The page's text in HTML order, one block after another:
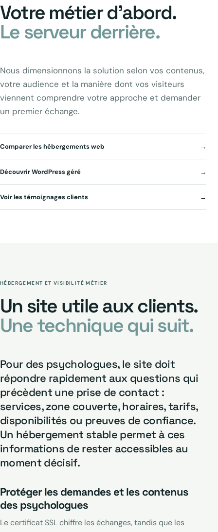
Votre métier d’abord.
Le serveur derrière.
Nous dimensionnons la solution selon vos contenus,
votre audience et la manière dont vos visiteurs
viennent comprendre votre approche et demander
un premier échange.
Comparer les hébergements web →
Découvrir WordPress géré →
Voir les témoignages clients →
HÉBERGEMENT ET VISIBILITÉ MÉTIER
Un site utile aux clients.
Une technique qui suit.
Pour des psychologues, le site doit
répondre rapidement aux questions qui
précèdent une prise de contact :
services, zone couverte, horaires, tarifs,
disponibilités ou preuves de confiance.
Un hébergement stable permet à ces
informations de rester accessibles au
moment décisif.
Protéger les demandes et les contenus
des psychologues
Le certificat SSL chiffre les échanges, tandis que les